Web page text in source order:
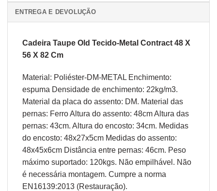
ENTREGA E DEVOLUÇÃO
Cadeira Taupe Old Tecido-Metal Contract 48 X
56 X 82 Cm
Material: Poliéster-DM-METAL Enchimento:
espuma Densidade de enchimento: 22kg/m3.
Material da placa do assento: DM. Material das
pernas: Ferro Altura do assento: 48cm Altura das
pernas: 43cm. Altura do encosto: 34cm. Medidas
do encosto: 48x27x5cm Medidas do assento:
48x45x6cm Distância entre pernas: 46cm. Peso
máximo suportado: 120kgs. Não empilhável. Não
é necessária montagem. Cumpre a norma
EN16139:2013 (Restauração).